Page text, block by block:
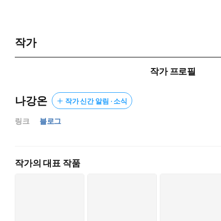
“숨길 생각이었나요?”
“아니.”
과묵하던 대공의 숨겨진 비밀을 알아 버렸다.
“내 덕목? 막걸리랑 사이다의 완벽한 배율을 아는 거? 술 먹고 개
로맨스는 필요 없는데,
작가
작가 프로필
나강온 작가 신간 알림 · 소식
링크 블로그
작가의 대표 작품